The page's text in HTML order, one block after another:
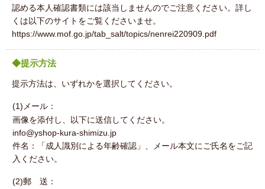
認める本人確認書類には該当しませんのでご注意ください。詳し
くは以下のサイトをご覧くださいませ。
https://www.mof.go.jp/tab_salt/topics/nenrei220909.pdf
◆提示方法
提示方法は、いずれかを選択してください。
(1)メール：
画像を添付し、以下に送信してください。
info@yshop-kura-shimizu.jp
件名：「成人識別による年齢確認」、メール本文にご氏名をご記
入ください。
(2)郵 送：